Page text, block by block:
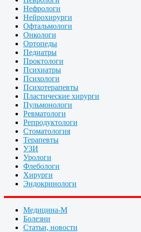
Нефрологи
Нейрохирурги
Офтальмологи
Онкологи
Ортопеды
Педиатры
Проктологи
Психиатры
Психологи
Психотерапевты
Пластические хирурги
Пульмонологи
Ревматологи
Репродуктологи
Стоматология
Терапевты
УЗИ
Урологи
Флебологи
Хирурги
Эндокринологи
Медицина-М
Болезни
Статьи, новости